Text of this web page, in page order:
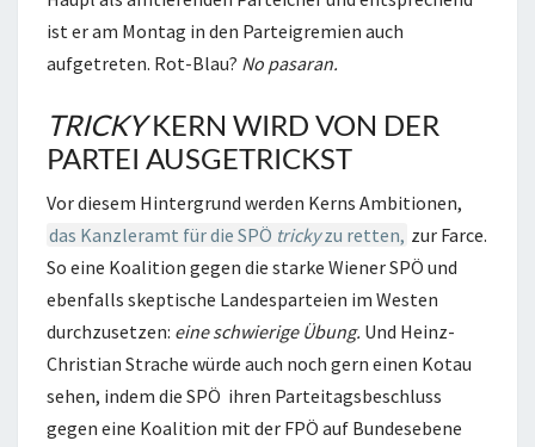
ist er am Montag in den Parteigremien auch
aufgetreten. Rot-Blau? No pasaran.
TRICKYKERN WIRD VON DER
PARTEI AUSGETRICKST
Vor diesem Hintergrund werden Kerns Ambitionen,
das Kanzleramt für die SPÖ trickyzu retten, zur Farce.
So eine Koalition gegen die starke Wiener SPÖ und
ebenfalls skeptische Landesparteien im Westen
durchzusetzen: eine schwierige Übung. Und Heinz-
Christian Strache würde auch noch gern einen Kotau
sehen, indem die SPÖ ihren Parteitagsbeschluss
gegen eine Koalition mit der FPÖ auf Bundesebene